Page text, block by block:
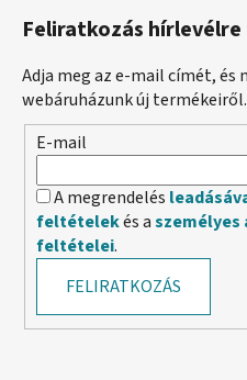
Feliratkozás hírlevélre
Adja meg az e-mail címét,
webáruházunk új termékeiről.
E-mail
A megrendelés
feltételekés aszemélyes
feltételei.
FELIRATKOZÁS